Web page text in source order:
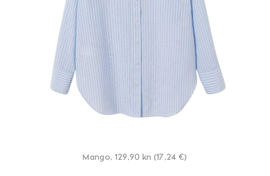
Mango, 129,90 kn (17,24 €)